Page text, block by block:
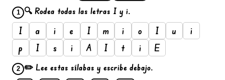
1 🔍 Rodea todas las letras I y i.
I a i e I m i o I u
i
p
I s i A I t i E
2 ✏️ Lee estas sílabas y escribe debajo.